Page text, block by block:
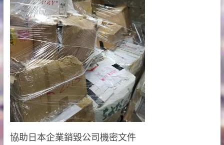
協助日本企業銷毀公司機密文件